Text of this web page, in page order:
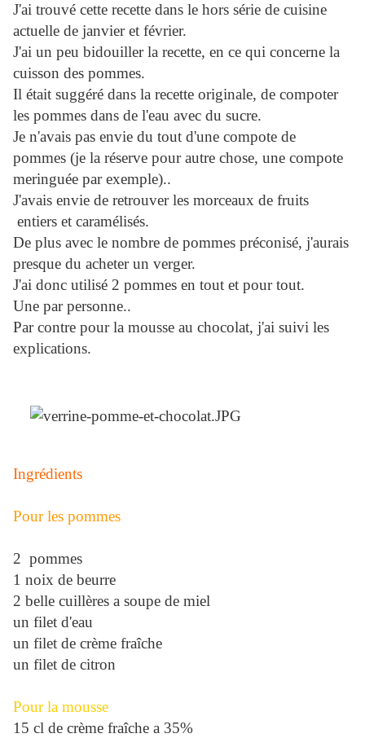
J'ai trouvé cette recette dans le hors série de cuisine
actuelle de janvier et février.
J'ai un peu bidouiller la recette, en ce qui concerne la
cuisson des pommes.
Il était suggéré dans la recette originale, de compoter
les pommes dans de l'eau avec du sucre.
Je n'avais pas envie du tout d'une compote de
pommes (je la réserve pour autre chose, une compote
meringuée par exemple)..
J'avais envie de retrouver les morceaux de fruits
entiers et caramélisés.
De plus avec le nombre de pommes préconisé, j'aurais
presque du acheter un verger.
J'ai donc utilisé 2 pommes en tout et pour tout.
Une par personne..
Par contre pour la mousse au chocolat, j'ai suivi les
explications.
Ingrédients
Pour les pommes
2 pommes
1 noix de beurre
2 belle cuillères a soupe de miel
un filet d'eau
un filet de crème fraîche
un filet de citron
Pour la mousse
15 cl de crème fraîche a 35%